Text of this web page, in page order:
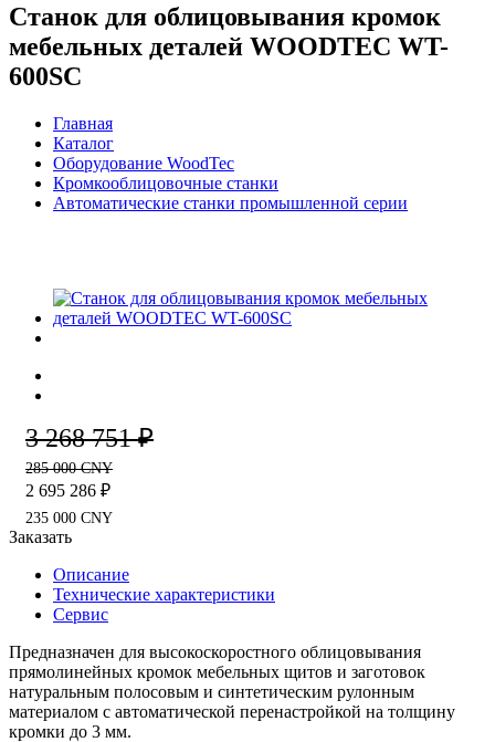
Станок для облицовывания кромок
мебельных деталей WOODTEC WT-
600SC
Главная
Каталог
Оборудование WoodTec
Кромкооблицовочные cтанки
Автоматические станки промышленной серии
3 268 751 ₽
285 000 CNY
2 695 286 ₽
235 000 CNY
Заказать
Описание
Технические характеристики
Сервис
Предназначен для высокоскоростного облицовывания
прямолинейных кромок мебельных щитов и заготовок
натуральным полосовым и синтетическим рулонным
материалом с автоматической перенастройкой на толщину
кромки до 3 мм.